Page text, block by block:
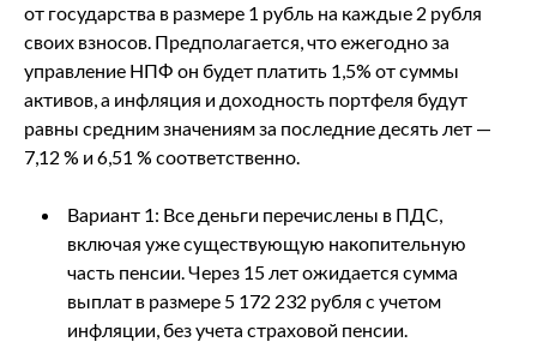
от государства в размере 1 рубль на каждые 2 рубля
своих взносов. Предполагается, что ежегодно за
управление НПФ он будет платить 1,5% от суммы
активов, а инфляция и доходность портфеля будут
равны средним значениям за последние десять лет —
7,12 % и 6,51 % соответственно.
Вариант 1: Все деньги перечислены в ПДС,
включая уже существующую накопительную
часть пенсии. Через 15 лет ожидается сумма
выплат в размере 5 172 232 рубля с учетом
инфляции, без учета страховой пенсии.